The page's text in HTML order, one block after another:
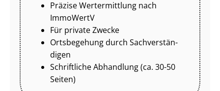
Präzise Wertermittlung nach
ImmoWertV
Für private Zwecke
Ortsbegehung durch Sach­ver­stän­
di­gen
Schriftliche Abhandlung (ca. 30-50
Seiten)